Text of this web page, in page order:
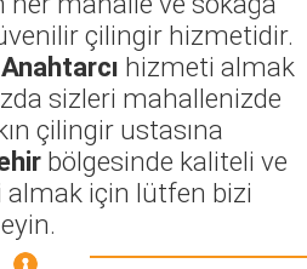
çilingir hizmetidir.
hizmeti almak
sizleri mahallenizde
çilingir ustasına
bölgesinde kaliteli ve
almak için lütfen bizi